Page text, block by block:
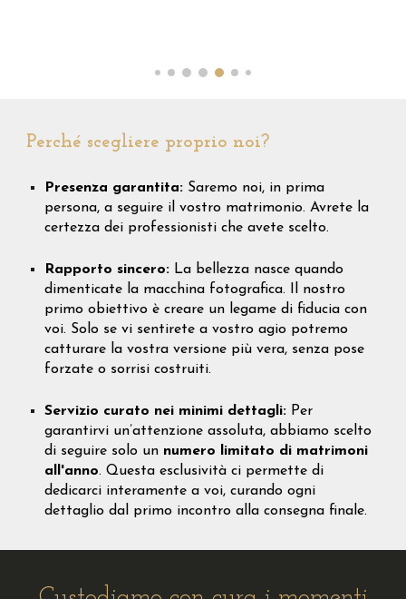
Perché scegliere proprio noi?
Presenza garantita: Saremo noi, in prima
persona, a seguire il vostro matrimonio. Avrete la
certezza dei professionisti che avete scelto.
Rapporto sincero: La bellezza nasce quando
dimenticate la macchina fotografica. Il nostro
primo obiettivo è creare un legame di fiducia con
voi. Solo se vi sentirete a vostro agio potremo
catturare la vostra versione più vera, senza pose
forzate o sorrisi costruiti.
Servizio curato nei minimi dettagli: Per
garantirvi un’attenzione assoluta, abbiamo scelto
di seguire solo un numero limitato di matrimoni
all'anno. Questa esclusività ci permette di
dedicarci interamente a voi, curando ogni
dettaglio dal primo incontro alla consegna finale.